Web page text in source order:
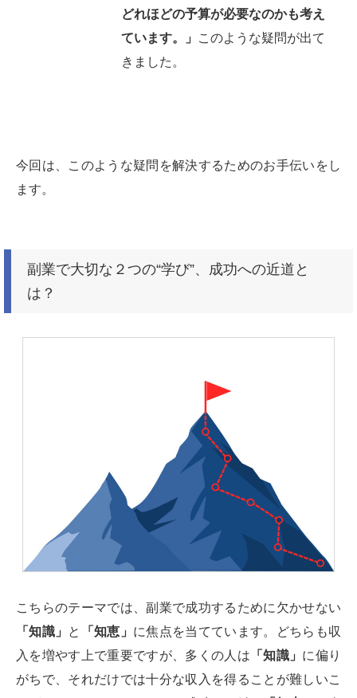
どれほどの予算が必要なのかも考え
ています。」
このような疑問が出て
きました。
今回は、このような疑問を解決するためのお手伝いをし
ます。
副業で大切な２つの“学び”、成功への近道と
は？
こちらのテーマでは、副業で成功するために欠かせない
「知識」 と 「知恵」 に焦点を当てています。どちらも収
入を増やす上で重要ですが、多くの人は 「知識」 に偏り
がちで、それだけでは十分な収入を得ることが難しいこ